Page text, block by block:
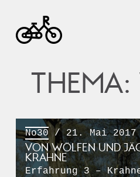
No30 / 21. Mai 2017
VON WÖLFEN UND
KRAHNE
Erfahrung 3 –